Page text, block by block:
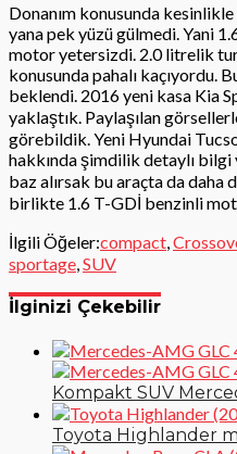
Donanım konusunda
yana pek yüzü gülmedi. Yani
motor yetersizdi. 2.0 litrelik
konusunda pahalı kaçıyordu.
beklendi. 2016 yeni kasa Kia
yaklaştık. Paylaşılan
görebildik. Yeni Hyundai
hakkında şimdilik detaylı bilgi
baz alırsak bu araçta da
birlikte 1.6 T-GDİ benzinli
İlgili Öğeler:compact
sportage SUV
İlginizi Çekebilir
Kompakt SUV
Toyota Highlander